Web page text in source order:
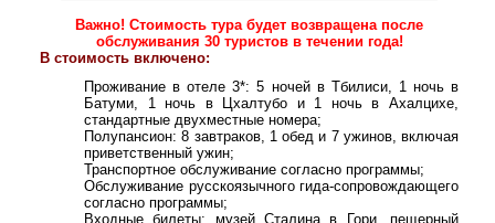
Важно! Стоимость тура будет возвращена после
обслуживания 30 туристов в течении года!
В стоимость включено:
Проживание в отеле 3*: 5 ночей в Тбилиси, 1 ночь в
Батуми, 1 ночь в Цхалтубо и 1 ночь в Ахалцихе,
стандартные двухместные номера;
Полупансион: 8 завтраков, 1 обед и 7 ужинов, включая
приветственный ужин;
Транспортное обслуживание согласно программы;
Обслуживание русскоязычного гида-сопровождающего
согласно программы;
Входные билеты: музей Сталина в Гори, пещерный